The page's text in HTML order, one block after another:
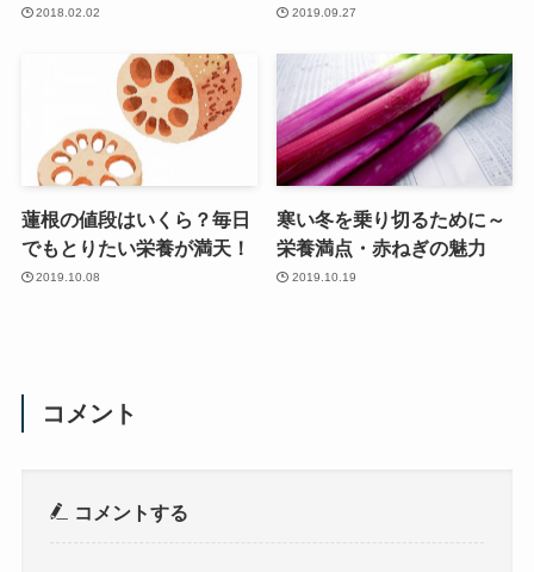
2018.02.02 2019.09.27
蓮根の値段はいくら？毎日
でもとりたい栄養が満天！
2019.10.08
寒い冬を乗り切るために～
栄養満点・赤ねぎの魅力
2019.10.19
コメント
コメントする